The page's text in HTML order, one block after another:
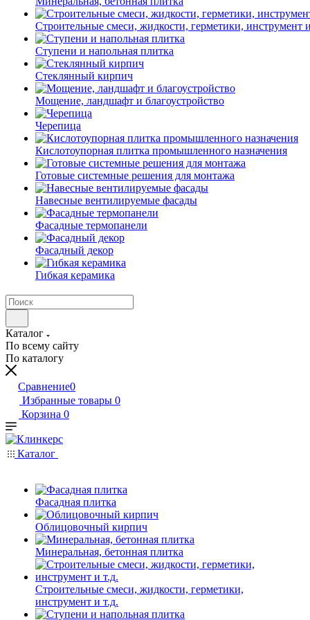
Строительные смеси, жидкости, герметики, инструмент
Ступени и напольная плитка
Cтеклянный кирпич
Мощение, ландшафт и благоустройство
Черепица
Кислотоупорная плитка промышленного назначения
Готовые системные решения для монтажа
Навесные вентилируемые фасады
Фасадные термопанели
Фасадный декор
Гибкая керамика
Каталог
По всему сайту
По каталогу
Сравнение0
Избранные товары 0
Корзина 0
Каталог
Фасадная плитка
Облицовочный кирпич
Минеральная, бетонная плитка
Строительные смеси, жидкости, герметики,
инструмент и т.д.